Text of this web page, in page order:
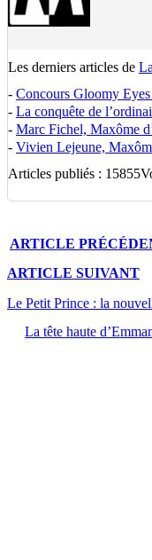
Les derniers articles de
- Concours Gloomy
- La conquête de
- Marc Fichel, Maxôme
- Vivien Lejeune,
Articles publiés : 15855
ARTICLE
ARTICLE SUIVANT
Le Petit Prince : la
La tête haute